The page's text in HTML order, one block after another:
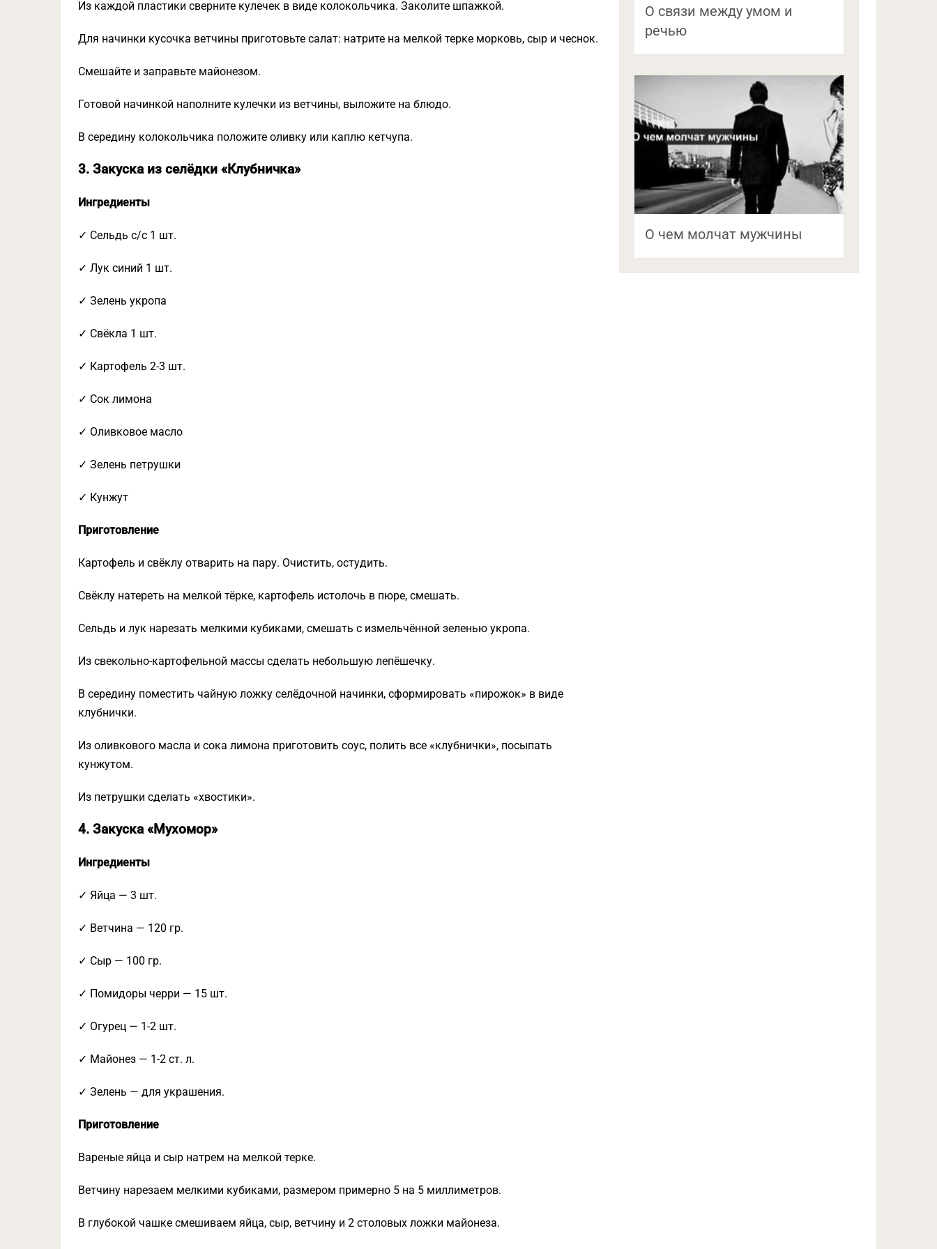
Из каждой пластики сверните кулечек в виде колокольчика. Заколите шпажкой.
Для начинки кусочка ветчины приготовьте салат: натрите на мелкой терке морковь, сыр и чеснок.
Смешайте и заправьте майонезом.
Готовой начинкой наполните кулечки из ветчины, выложите на блюдо.
В середину колокольчика положите оливку или каплю кетчупа.
3. Закуска из селёдки «Клубничка»
Ингредиенты
✓ Сельдь с/с 1 шт.
✓ Лук синий 1 шт.
✓ Зелень укропа
✓ Свёкла 1 шт.
✓ Картофель 2-3 шт.
✓ Сок лимона
✓ Оливковое масло
✓ Зелень петрушки
✓ Кунжут
Приготовление
Картофель и свёклу отварить на пару. Очистить, остудить.
Свёклу натереть на мелкой тёрке, картофель истолочь в пюре, смешать.
Сельдь и лук нарезать мелкими кубиками, смешать с измельчённой зеленью укропа.
Из свекольно-картофельной массы сделать небольшую лепёшечку.
В середину поместить чайную ложку селёдочной начинки, сформировать «пирожок» в виде
клубнички.
Из оливкового масла и сока лимона приготовить соус, полить все «клубнички», посыпать
кунжутом.
Из петрушки сделать «хвостики».
4. Закуска «Мухомор»
Ингредиенты
✓ Яйца — 3 шт.
✓ Ветчина — 120 гр.
✓ Сыр — 100 гр.
✓ Помидоры черри — 15 шт.
✓ Огурец — 1-2 шт.
✓ Майонез — 1-2 ст. л.
✓ Зелень — для украшения.
Приготовление
Вареные яйца и сыр натрем на мелкой терке.
Ветчину нарезаем мелкими кубиками, размером примерно 5 на 5 миллиметров.
В глубокой чашке смешиваем яйца, сыр, ветчину и 2 столовых ложки майонеза.
О связи между умом и
речью
О чем молчат мужчины